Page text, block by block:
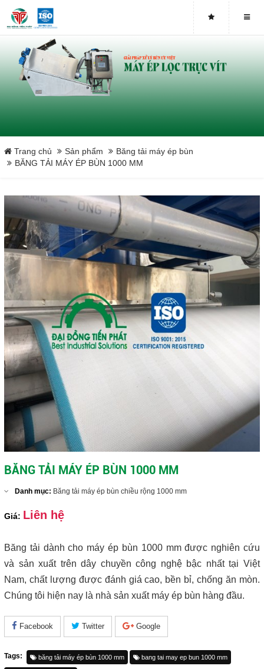
Close
Trang chủ Sản phẩm
Băng tải máy ép bùn
BĂNG TẢI MÁY ÉP BÙN 1000 MM
BĂNG TẢI MÁY ÉP BÙN 1000 MM
Danh mục: Băng tải máy ép bùn chiều rộng 1000 mm
Giá: Liên hệ
Băng tải dành cho máy ép bùn 1000 mm được nghiên cứu
và sản xuất trên dây chuyền công nghệ bậc nhất tại Việt
Nam, chất lượng được đánh giá cao, bền bỉ, chống ăn mòn.
Chúng tôi hiện nay là nhà sản xuất máy ép bùn hàng đầu.
Facebook Twitter Google
Tags: băng tải máy ép bùn 1000 mm bang tai may ep bun 1000 mm